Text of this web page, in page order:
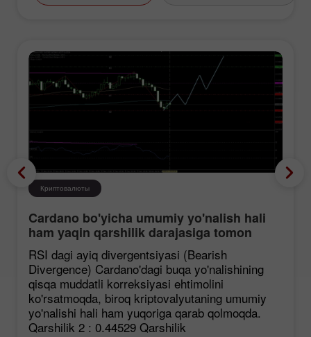
Криптовалюты
Cardano bo'yicha umumiy yo'nalish hali
ham yaqin qarshilik darajasiga tomon
mustahkamlanmoqda, garchi korreksiya
ehtimoli mavjud bo'lsa ham.
RSI dagi ayiq divergentsiyasi (Bearish
Divergence) Cardano'dagi buqa yo'nalishining
qisqa muddatli korreksiyasi ehtimolini
ko'rsatmoqda, biroq kriptovalyutaning umumiy
yo'nalishi hali ham yuqoriga qarab qolmoqda.
Qarshilik 2 : 0.44529 Qarshilik